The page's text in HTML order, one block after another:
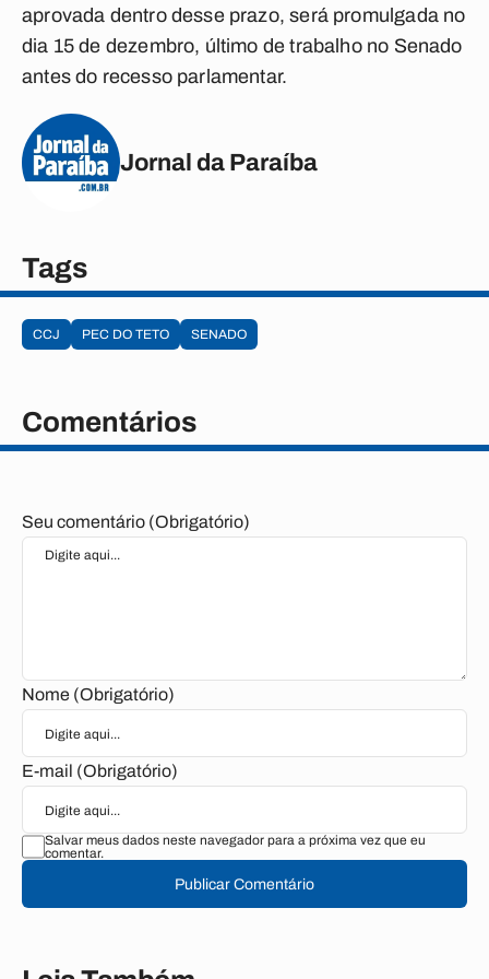
aprovada dentro desse prazo, será promulgada no
dia 15 de dezembro, último de trabalho no Senado
antes do recesso parlamentar.
Jornal da Paraíba
Tags
CCJ PEC DO TETO SENADO
Comentários
Seu comentário (Obrigatório)
Nome (Obrigatório)
E-mail (Obrigatório)
Salvar meus dados neste navegador para a próxima vez que eu
comentar.
Publicar Comentário